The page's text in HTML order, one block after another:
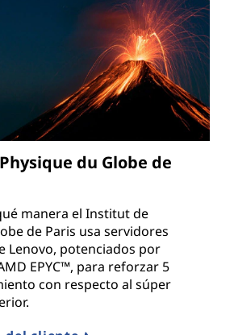
du Globe de
manera el Institut de
de Paris usa servidores
Lenovo, potenciados por
EPYC™, para reforzar 5
con respecto al súper